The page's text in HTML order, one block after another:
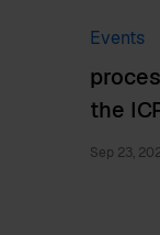
Events
the
Sep 23,